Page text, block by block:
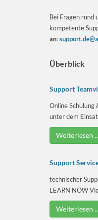
Bei Fragen rund
kompetente
an:
Überblick
Support
Online
unter dem
Weiterlesen
Support
technischer
LEARN NOW
Weiterlesen